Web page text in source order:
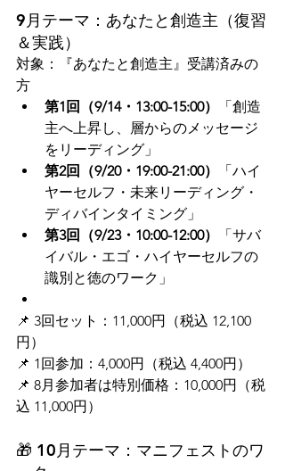
9月テーマ：あなたと創造主（復習
＆実践）
対象：『あなたと創造主』受講済みの
方
第1回（9/14・13:00-15:00）
「創造
主へ上昇し、層からのメッセージ
をリーディング」
第2回（9/20・19:00-21:00）
「ハイ
ヤーセルフ・未来リーディング・
ディバインタイミング」
第3回（9/23・10:00-12:00）
「サバ
イバル・エゴ・ハイヤーセルフの
識別と徳のワーク」
📌 3回セット：11,000円（税込 12,100
円）
📌 1回参加：4,000円（税込 4,400円）
📌 8月参加者は特別価格：10,000円（税
込 11,000円）
🎁 10月テーマ：マニフェストのワ